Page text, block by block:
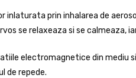
prin inhalarea de
se relaxeaza si se calmeaza,
electromagnetice din mediu
de repede.